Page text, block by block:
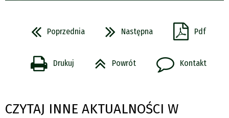
Poprzednia Następna Pdf
Drukuj Powrót Kontakt
CZYTAJ INNE AKTUALNOŚCI W